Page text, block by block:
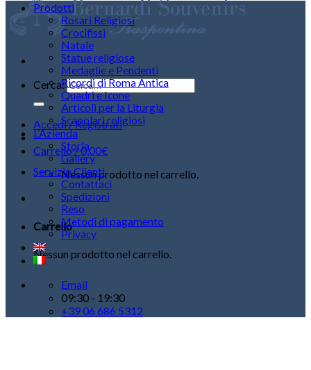
Cerca:
Accedi / Registrati
Carrello /0,00€
Nessun prodotto nel carrello.
Carrello
Nessun prodotto nel carrello.
Prodotti
Rosari Religiosi
Crocifissi
Natale
Statue religiose
Medaglie e Pendenti
Ricordi di Roma Antica
Quadri e Icone
Articoli per la Liturgia
Scapolari religiosi
L’Azienda
Storia
Gallery
Servizio Clienti
Contattaci
Spedizioni
Reso
Metodi di pagamento
Privacy
Email
09:30 - 19:30
+39 06 686 5312